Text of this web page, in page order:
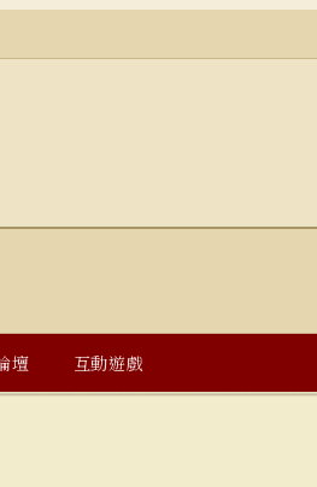
壇 互動遊戲